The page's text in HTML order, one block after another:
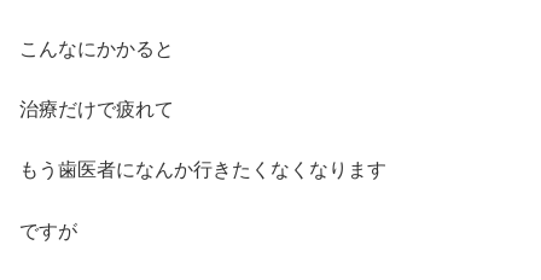
こんなにかかると
治療だけで疲れて
もう歯医者になんか行きたくなくなります
ですが